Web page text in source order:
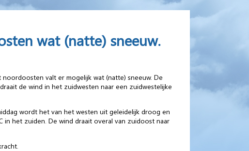
wat (natte) sneeuw.
valt er mogelijk wat (natte) sneeuw. De
de wind in het zuidwesten naar een zuidwestelijke
wordt het van het westen uit geleidelijk droog en
het zuiden. De wind draait overal van zuidoost naar